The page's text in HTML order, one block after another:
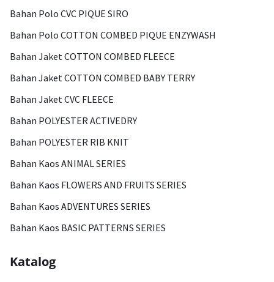
Bahan Polo CVC PIQUE SIRO
Bahan Polo COTTON COMBED PIQUE ENZYWASH
Bahan Jaket COTTON COMBED FLEECE
Bahan Jaket COTTON COMBED BABY TERRY
Bahan Jaket CVC FLEECE
Bahan POLYESTER ACTIVEDRY
Bahan POLYESTER RIB KNIT
Bahan Kaos ANIMAL SERIES
Bahan Kaos FLOWERS AND FRUITS SERIES
Bahan Kaos ADVENTURES SERIES
Bahan Kaos BASIC PATTERNS SERIES
Katalog